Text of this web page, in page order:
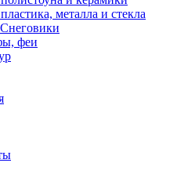
металла и стекла
феи